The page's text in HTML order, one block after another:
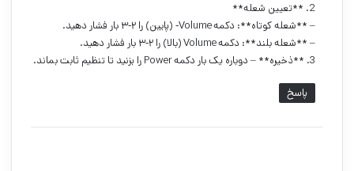
2. **تعیین شعله**
– **شعله کوتاه**: دکمه Volume‑ (پایین) را ۲‑۳ بار فشار دهید.
– **شعله بلند**: دکمه Volume (بالا) را ۲‑۳ بار فشار دهید.
3. **ذخیره** – دوباره یک بار دکمه Power را بزنید تا تنظیم ثابت بماند.
پاسخ